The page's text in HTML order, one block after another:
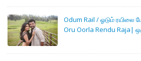
Odum Rail / ஓடும் ரயிலை
Oru Oorla Rendu Raja|